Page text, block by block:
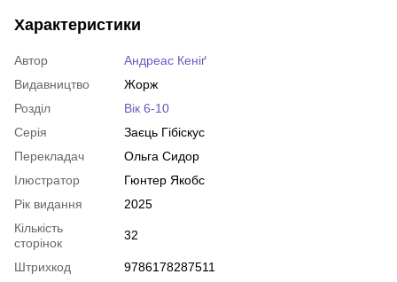
Характеристики
Автор
Андреас Кеніґ
Видавництво
Жорж
Розділ
Вік 6-10
Серія
Заєць Гібіскус
Перекладач
Ольга Сидор
Ілюстратор
Гюнтер Якобс
Рік видання
2025
Кількість
сторінок
32
Штрихкод
9786178287511